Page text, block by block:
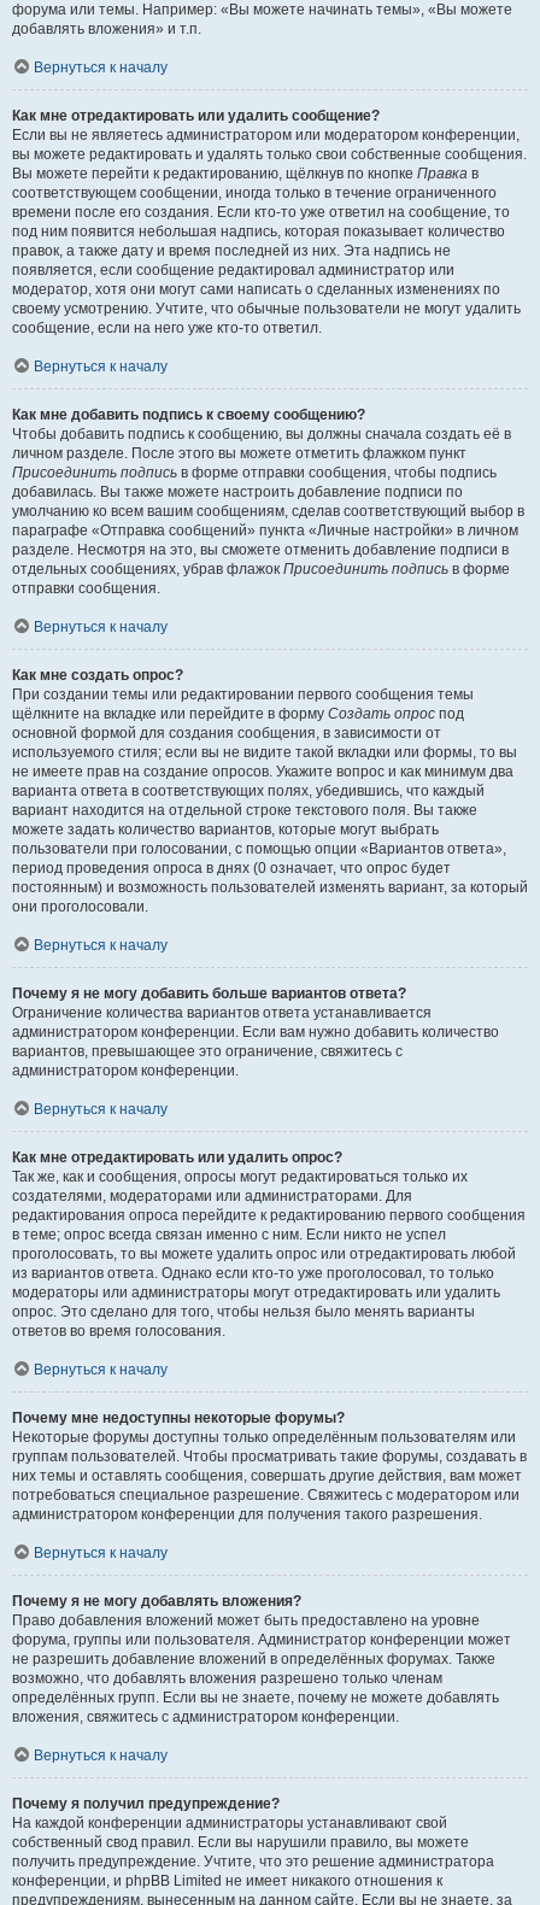
форума или темы. Например: «Вы можете начинать темы», «Вы можете
добавлять вложения» и т.п.
Вернуться к началу
Как мне отредактировать или удалить сообщение?
Если вы не являетесь администратором или модератором конференции,
вы можете редактировать и удалять только свои собственные сообщения.
Вы можете перейти к редактированию, щёлкнув по кнопке Правка в
соответствующем сообщении, иногда только в течение ограниченного
времени после его создания. Если кто-то уже ответил на сообщение, то
под ним появится небольшая надпись, которая показывает количество
правок, а также дату и время последней из них. Эта надпись не
появляется, если сообщение редактировал администратор или
модератор, хотя они могут сами написать о сделанных изменениях по
своему усмотрению. Учтите, что обычные пользователи не могут удалить
сообщение, если на него уже кто-то ответил.
Вернуться к началу
Как мне добавить подпись к своему сообщению?
Чтобы добавить подпись к сообщению, вы должны сначала создать её в
личном разделе. После этого вы можете отметить флажком пункт
Присоединить подпись в форме отправки сообщения, чтобы подпись
добавилась. Вы также можете настроить добавление подписи по
умолчанию ко всем вашим сообщениям, сделав соответствующий выбор в
параграфе «Отправка сообщений» пункта «Личные настройки» в личном
разделе. Несмотря на это, вы сможете отменить добавление подписи в
отдельных сообщениях, убрав флажок Присоединить подпись в форме
отправки сообщения.
Вернуться к началу
Как мне создать опрос?
При создании темы или редактировании первого сообщения темы
щёлкните на вкладке или перейдите в форму Создать опрос под
основной формой для создания сообщения, в зависимости от
используемого стиля; если вы не видите такой вкладки или формы, то вы
не имеете прав на создание опросов. Укажите вопрос и как минимум два
варианта ответа в соответствующих полях, убедившись, что каждый
вариант находится на отдельной строке текстового поля. Вы также
можете задать количество вариантов, которые могут выбрать
пользователи при голосовании, с помощью опции «Вариантов ответа»,
период проведения опроса в днях (0 означает, что опрос будет
постоянным) и возможность пользователей изменять вариант, за который
они проголосовали.
Вернуться к началу
Почему я не могу добавить больше вариантов ответа?
Ограничение количества вариантов ответа устанавливается
администратором конференции. Если вам нужно добавить количество
вариантов, превышающее это ограничение, свяжитесь с
администратором конференции.
Вернуться к началу
Как мне отредактировать или удалить опрос?
Так же, как и сообщения, опросы могут редактироваться только их
создателями, модераторами или администраторами. Для
редактирования опроса перейдите к редактированию первого сообщения
в теме; опрос всегда связан именно с ним. Если никто не успел
проголосовать, то вы можете удалить опрос или отредактировать любой
из вариантов ответа. Однако если кто-то уже проголосовал, то только
модераторы или администраторы могут отредактировать или удалить
опрос. Это сделано для того, чтобы нельзя было менять варианты
ответов во время голосования.
Вернуться к началу
Почему мне недоступны некоторые форумы?
Некоторые форумы доступны только определённым пользователям или
группам пользователей. Чтобы просматривать такие форумы, создавать в
них темы и оставлять сообщения, совершать другие действия, вам может
потребоваться специальное разрешение. Свяжитесь с модератором или
администратором конференции для получения такого разрешения.
Вернуться к началу
Почему я не могу добавлять вложения?
Право добавления вложений может быть предоставлено на уровне
форума, группы или пользователя. Администратор конференции может
не разрешить добавление вложений в определённых форумах. Также
возможно, что добавлять вложения разрешено только членам
определённых групп. Если вы не знаете, почему не можете добавлять
вложения, свяжитесь с администратором конференции.
Вернуться к началу
Почему я получил предупреждение?
На каждой конференции администраторы устанавливают свой
собственный свод правил. Если вы нарушили правило, вы можете
получить предупреждение. Учтите, что это решение администратора
конференции, и phpBB Limited не имеет никакого отношения к
предупреждениям, вынесенным на данном сайте. Если вы не знаете, за